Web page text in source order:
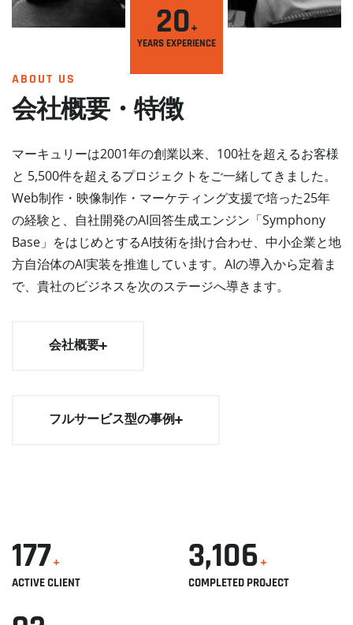
20
YEARS EXPERIENCE
ABOUT US
会社概要・特徴
マーキュリーは2001年の創業以来、100社を超えるお客様
と 5,500件を超えるプロジェクトをご一緒してきました。
Web制作・映像制作・マーケティング支援で培った25年
の経験と、自社開発のAI回答生成エンジン「Symphony
Base」をはじめとするAI技術を掛け合わせ、中小企業と地
方自治体のAI実装を推進しています。AIの導入から定着ま
で、貴社のビジネスを次のステージへ導きます。
会社概要
フルサービス型の事例
177+
ACTIVE CLIENT
3,106+
COMPLETED PROJECT